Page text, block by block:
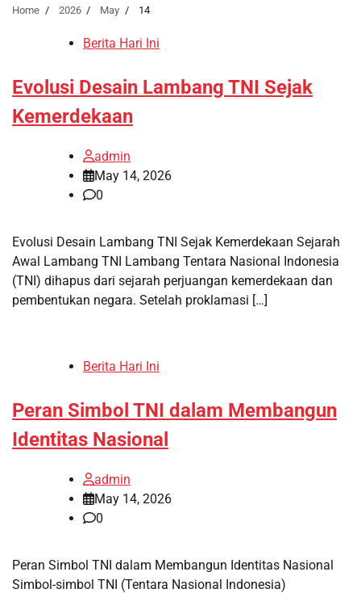
Home 2026 May 14
Berita Hari Ini
Evolusi Desain Lambang TNI Sejak
Kemerdekaan
admin
May 14, 2026
0
Evolusi Desain Lambang TNI Sejak Kemerdekaan Sejarah
Awal Lambang TNI Lambang Tentara Nasional Indonesia
(TNI) dihapus dari sejarah perjuangan kemerdekaan dan
pembentukan negara. Setelah proklamasi […]
Berita Hari Ini
Peran Simbol TNI dalam Membangun
Identitas Nasional
admin
May 14, 2026
0
Peran Simbol TNI dalam Membangun Identitas Nasional
Simbol-simbol TNI (Tentara Nasional Indonesia)